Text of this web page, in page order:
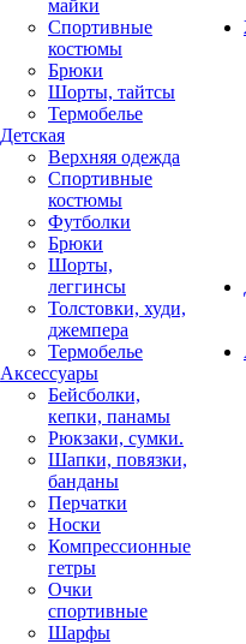
майки
Спортивные
костюмы
Брюки
Шорты, тайтсы
Термобелье
Детская
Верхняя одежда
Спортивные
костюмы
Футболки
Брюки
Шорты,
леггинсы
Толстовки, худи,
джемпера
Термобелье
Аксессуары
Бейсболки,
кепки, панамы
Рюкзаки, сумки.
Шапки, повязки,
банданы
Перчатки
Носки
Компрессионные
гетры
Очки
спортивные
Шарфы